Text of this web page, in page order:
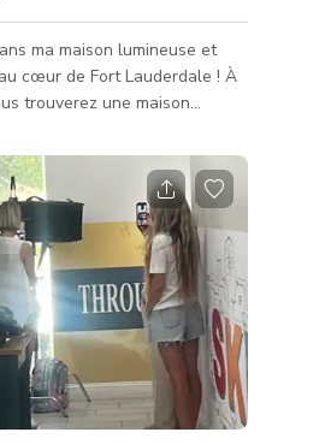
ma maison lumineuse et
cœur de Fort Lauderdale ! À
trouverez une maison
naturelle - Des carreaux
unique partout - Cuisine
travail en granit blanc - Salle
douche debout et design
- Salle de détente, pouvant
comme chambre
non meublée (pour installation,
espace de réunion